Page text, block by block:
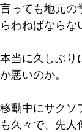
っても地元の
わねばならな
当に久しぶり
悪いのか。
動中にサクソ
久々で、先人